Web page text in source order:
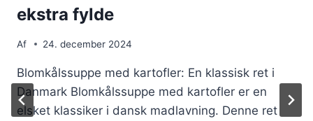
ekstra fylde
Af 24. december 2024
Blomkålssuppe med kartofler: En klassisk ret i
Danmark Blomkålssuppe med kartofler er en
elsket klassiker i dansk madlavning. Denne ret